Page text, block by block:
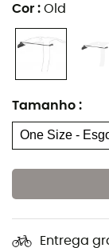
Cor : Old
Tamanho :
Entrega
Quer você
mer de glace,
acessório Cover
é indispensável.
Este protetor
do seu piolet
Ao usar seu